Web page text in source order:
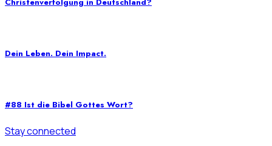
Dein Leben. Dein Impact.
#88 Ist die Bibel Gottes Wort?
Stay connected